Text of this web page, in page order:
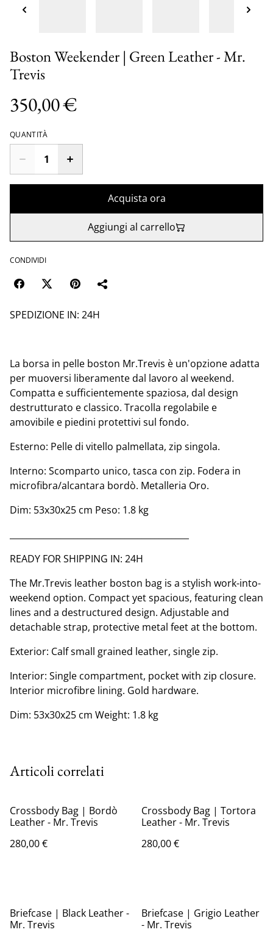
Boston Weekender | Green Leather - Mr.
Trevis
350,00 €
QUANTITÀ
Acquista ora
Aggiungi al carrello
CONDIVIDI
SPEDIZIONE IN: 24H
La borsa in pelle boston Mr.Trevis è un'opzione adatta
per muoversi liberamente dal lavoro al weekend.
Compatta e sufficientemente spaziosa, dal design
destrutturato e classico. Tracolla regolabile e
amovibile e piedini protettivi sul fondo.
Esterno: Pelle di vitello palmellata, zip singola.
Interno: Scomparto unico, tasca con zip. Fodera in
microfibra/alcantara bordò. Metalleria Oro.
Dim: 53x30x25 cm Peso: 1.8 kg
READY FOR SHIPPING IN: 24H
The Mr.Trevis leather boston bag is a stylish work-into-
weekend option. Compact yet spacious, featuring clean
lines and a destructured design. Adjustable and
detachable strap, protective metal feet at the bottom.
Exterior: Calf small grained leather, single zip.
Interior: Single compartment, pocket with zip closure.
Interior microfibre lining. Gold hardware.
Dim: 53x30x25 cm Weight: 1.8 kg
Articoli correlati
Crossbody Bag | Bordò
Leather - Mr. Trevis
280,00 €
Crossbody Bag | Tortora
Leather - Mr. Trevis
280,00 €
Briefcase | Black Leather -
Mr. Trevis
Briefcase | Grigio Leather
- Mr. Trevis